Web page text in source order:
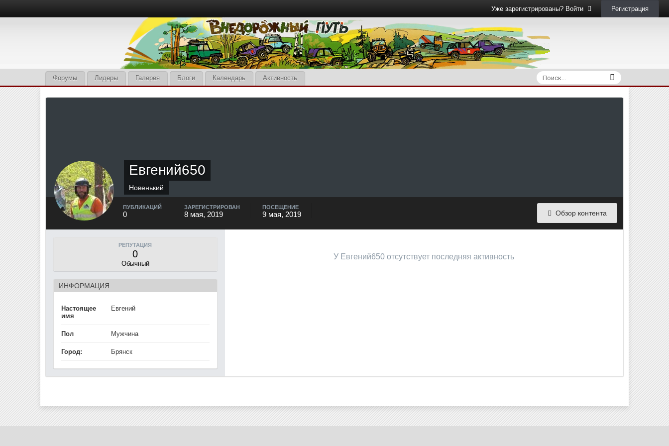
Уже зарегистрированы? Войти Регистрация
Форумы Лидеры Галерея Блоги Календарь Активность
Евгений650
Новенький
Обзор контента
ПУБЛИКАЦИЙ
0
ЗАРЕГИСТРИРОВАН
8 мая, 2019
ПОСЕЩЕНИЕ
9 мая, 2019
РЕПУТАЦИЯ
0
Обычный
ИНФОРМАЦИЯ
Настоящее
имя
Евгений
Пол Мужчина
Город: Брянск
У Евгений650 отсутствует последняя активность